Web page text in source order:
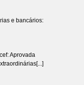
e bancários:
Aprovada